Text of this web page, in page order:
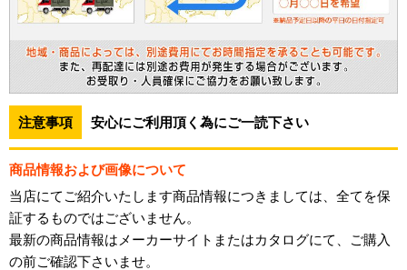
注意事項 安心にご利用頂く為にご一読下さい
商品情報および画像について
当店にてご紹介いたします商品情報につきましては、全てを保
証するものではございません。
最新の商品情報はメーカーサイトまたはカタログにて、ご購入
の前ご確認下さいませ。